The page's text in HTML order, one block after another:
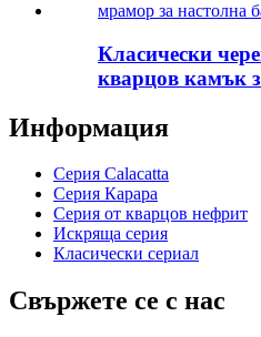
Класически
кварцов камък
Информация
Серия Calacatta
Серия Карара
Серия от кварцов нефрит
Искряща серия
Класически сериал
Свържете се с нас